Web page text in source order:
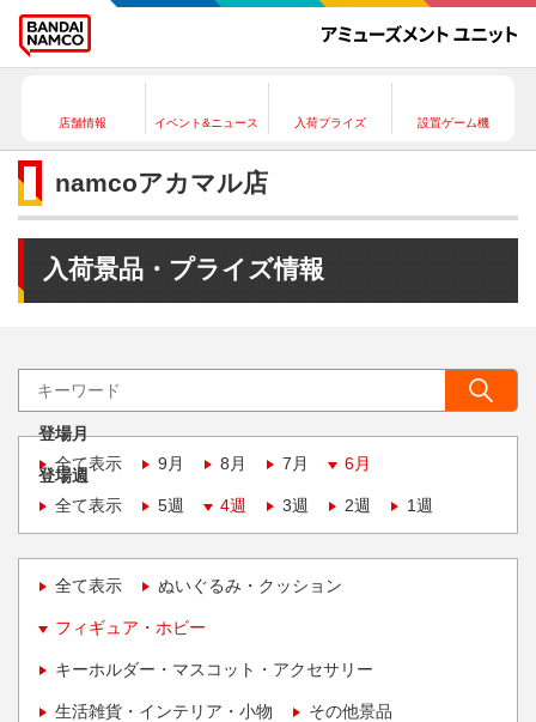
店舗情報 イベント&ニュース 入荷プライズ 設置ゲーム機
namcoアカマル店
入荷景品・プライズ情報
登場月
全て表示
9月 8月 7月 6月
登場週
全て表示
5週 4週 3週 2週 1週
全て表示 ぬいぐるみ・クッション
フィギュア・ホビー
キーホルダー・マスコット・アクセサリー
生活雑貨・インテリア・小物 その他景品